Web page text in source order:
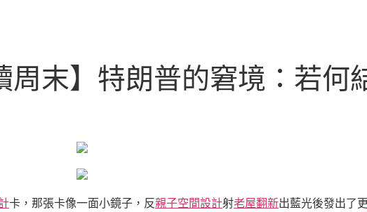
周末】特朗普的窘境：若何
卡，那張卡像一面小鏡子，反親子空間設計射老屋翻新出藍光後發出了更